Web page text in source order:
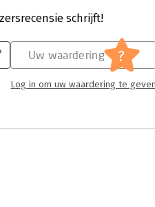
schrijft!
Uw waardering ?
Log in om uw waardering te